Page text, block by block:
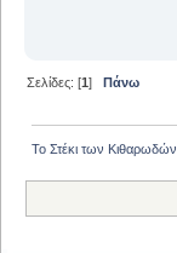
Σελίδες: [1] Πάνω
Το Στέκι των Κιθαρωδών